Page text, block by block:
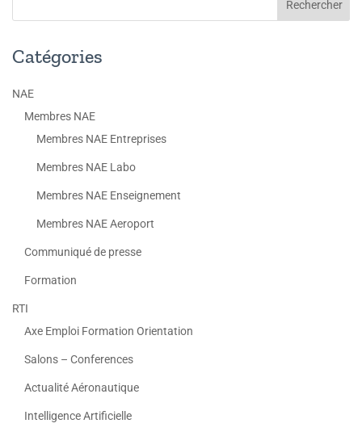
Catégories
NAE
Membres NAE
Membres NAE Entreprises
Membres NAE Labo
Membres NAE Enseignement
Membres NAE Aeroport
Communiqué de presse
Formation
RTI
Axe Emploi Formation Orientation
Salons – Conferences
Actualité Aéronautique
Intelligence Artificielle